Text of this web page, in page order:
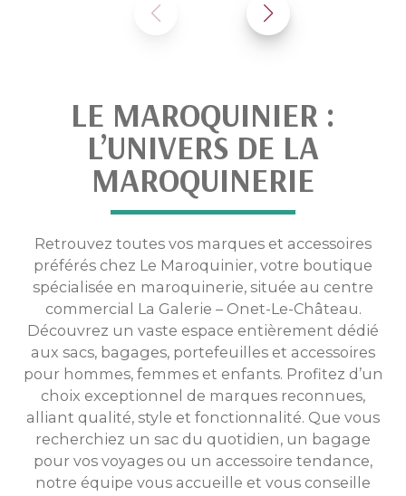
LE MAROQUINIER :
L’UNIVERS DE LA
MAROQUINERIE
Retrouvez toutes vos marques et accessoires
préférés chez Le Maroquinier, votre boutique
spécialisée en maroquinerie, située au centre
commercial La Galerie – Onet-Le-Château.
Découvrez un vaste espace entièrement dédié
aux sacs, bagages, portefeuilles et accessoires
pour hommes, femmes et enfants. Profitez d’un
choix exceptionnel de marques reconnues,
alliant qualité, style et fonctionnalité. Que vous
recherchiez un sac du quotidien, un bagage
pour vos voyages ou un accessoire tendance,
notre équipe vous accueille et vous conseille